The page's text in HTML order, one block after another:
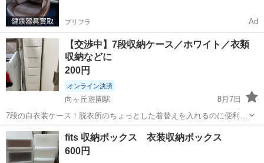
プリフラ Ad
【交渉中】7段収納ケース／ホワイト／衣類
収納などに
200円
オンライン決済
向ヶ丘遊園駅
8月7日
7段の白衣装ケース！脱衣所のちょっとした着替えを入れるのに便利で
す。 【サイズ】 横32センチ×奥行き40センチ×高さ137センチ 【状
態】 使用に伴う多少の汚れや小傷、使用感があります。 写真をご確認
いただき、ご理解い...
神奈川 川崎市 向ヶ丘遊園駅 収納家具 ケース
fits 収納ボックス 衣装収納ボックス
600円